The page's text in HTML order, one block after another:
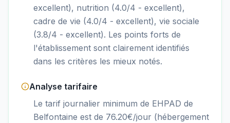
excellent), nutrition (4.0/4 - excellent),
cadre de vie (4.0/4 - excellent), vie sociale
(3.8/4 - excellent). Les points forts de
l'établissement sont clairement identifiés
dans les critères les mieux notés.
Analyse tarifaire
Le tarif journalier minimum de EHPAD de
Belfontaine est de 76.20€/jour (hébergement